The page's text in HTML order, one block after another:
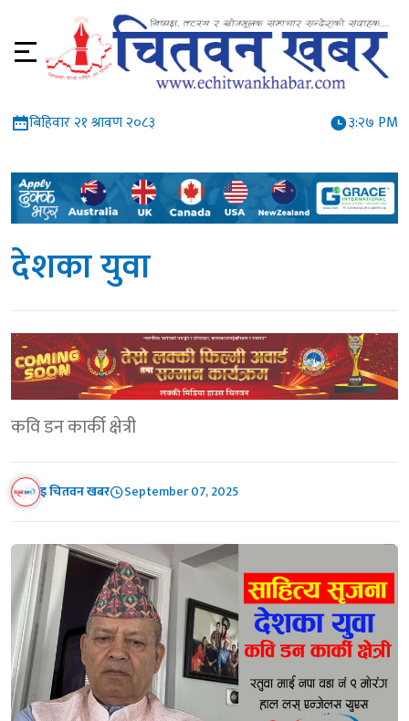
बिहिवार २१ श्रावण २०८३ ३:२८ PM
देशका युवा
कवि डन कार्की क्षेत्री
इ चितवन खबर September 07, 2025